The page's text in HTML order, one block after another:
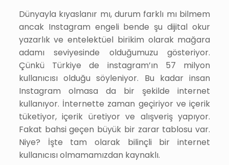
Dünyayla kıyaslanır mı, durum farklı mı bilmem
ancak Instagram engeli bende şu dijital okur
yazarlık ve entelektüel birikim olarak mağara
adamı seviyesinde olduğumuzu gösteriyor.
Çünkü Türkiye de instagram’ın 57 milyon
kullanıcısı olduğu söyleniyor. Bu kadar insan
Instagram olmasa da bir şekilde internet
kullanıyor. İnternette zaman geçiriyor ve içerik
tüketiyor, içerik üretiyor ve alışveriş yapıyor.
Fakat bahsi geçen büyük bir zarar tablosu var.
Niye? İşte tam olarak bilinçli bir internet
kullanıcısı olmamamızdan kaynaklı.